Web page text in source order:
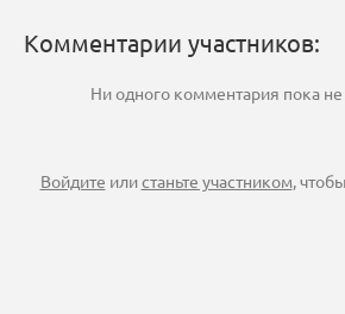
Комментарии участников:
Ни одного комментария пока
Войдите илистаньте участником,